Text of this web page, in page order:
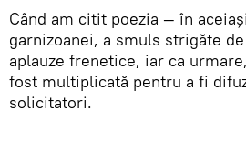
Când am citit poezia — în
garnizoanei, a smuls strigăte
aplauze frenetice, iar ca
fost multiplicată pentru a fi
solicitatori.